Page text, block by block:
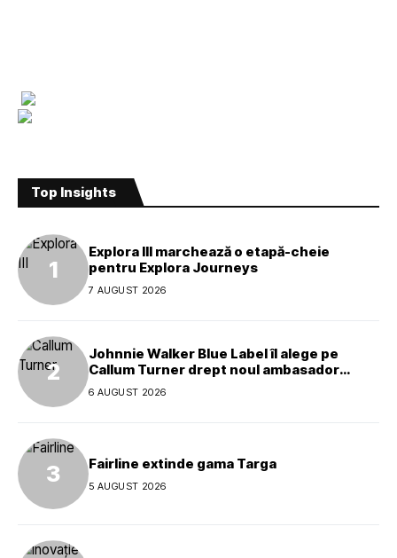
Top Insights
Explora III marchează o etapă-cheie
pentru Explora Journeys
7 AUGUST 2026
Johnnie Walker Blue Label îl alege pe
Callum Turner drept noul ambasador
global al mărcii
6 AUGUST 2026
Fairline extinde gama Targa
5 AUGUST 2026